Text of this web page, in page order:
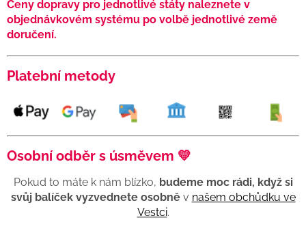
Ceny dopravy pro jednotlivé státy naleznete v
objednávkovém systému po volbě jednotlivé země
doručení.
Platební metody
Osobní odběr s úsměvem 💛
Pokud to máte k nám blízko, budeme moc rádi, když si
svůj balíček vyzvednete osobněv našem obchůdku ve
Vestci.